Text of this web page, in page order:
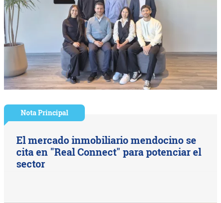
Nota Principal
El mercado inmobiliario mendocino se
cita en "Real Connect" para potenciar el
sector